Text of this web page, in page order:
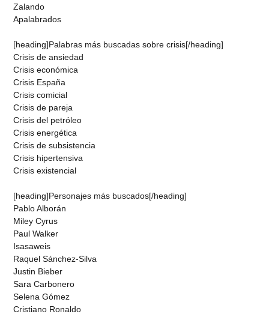
Zalando
Apalabrados
[heading]Palabras más buscadas sobre crisis[/heading]
Crisis de ansiedad
Crisis económica
Crisis España
Crisis comicial
Crisis de pareja
Crisis del petróleo
Crisis energética
Crisis de subsistencia
Crisis hipertensiva
Crisis existencial
[heading]Personajes más buscados[/heading]
Pablo Alborán
Miley Cyrus
Paul Walker
Isasaweis
Raquel Sánchez-Silva
Justin Bieber
Sara Carbonero
Selena Gómez
Cristiano Ronaldo